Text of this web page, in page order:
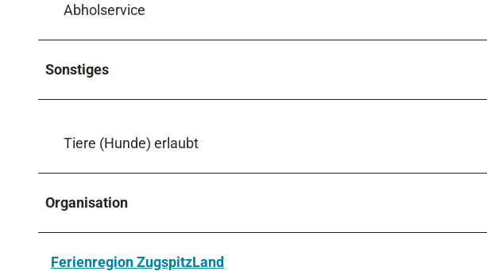
Abholservice
Sonstiges
Tiere (Hunde) erlaubt
Organisation
Ferienregion ZugspitzLand